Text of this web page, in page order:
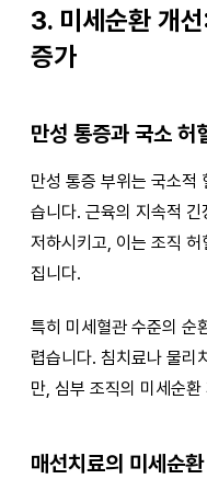
3. 미세순환 개
증가
만성 통증과 국소 허
만성 통증 부위는 국소적
습니다. 근육의 지속적
저하시키고, 이는 조직
집니다.
특히 미세혈관 수준의 순
렵습니다. 침치료나 물리
만, 심부 조직의 미세순
매선치료의 미세순